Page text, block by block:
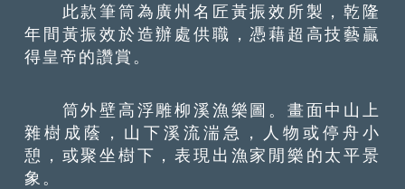
此款筆筒為廣州名匠黃振效所製，乾隆
年間黃振效於造辦處供職，憑藉超高技藝贏
得皇帝的讚賞。
筒外壁高浮雕柳溪漁樂圖。畫面中山上
雜樹成蔭，山下溪流湍急，人物或停舟小
憩，或聚坐樹下，表現出漁家閒樂的太平景
象。